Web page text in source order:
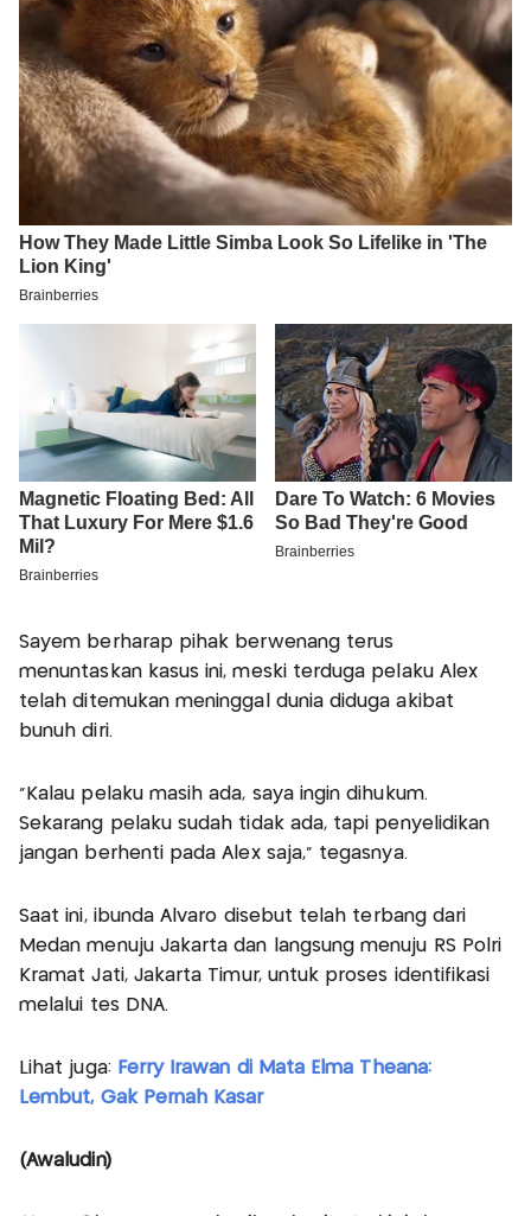
Sayem berharap pihak berwenang terus
menuntaskan kasus ini, meski terduga pelaku Alex
telah ditemukan meninggal dunia diduga akibat
bunuh diri.
“Kalau pelaku masih ada, saya ingin dihukum.
Sekarang pelaku sudah tidak ada, tapi penyelidikan
jangan berhenti pada Alex saja,” tegasnya.
Saat ini, ibunda Alvaro disebut telah terbang dari
Medan menuju Jakarta dan langsung menuju RS Polri
Kramat Jati, Jakarta Timur, untuk proses identifikasi
melalui tes DNA.
Lihat juga: Ferry Irawan di Mata Elma Theana:
Lembut, Gak Pernah Kasar
(Awaludin)